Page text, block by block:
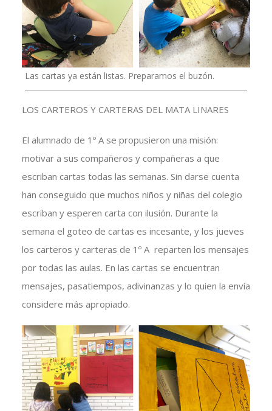
Las cartas ya están listas. Preparamos el buzón.
LOS CARTEROS Y CARTERAS DEL MATA LINARES
El alumnado de 1º A se propusieron una misión:
motivar a sus compañeros y compañeras a que
escriban cartas todas las semanas. Sin darse cuenta
han conseguido que muchos niños y niñas del colegio
escriban y esperen carta con ilusión. Durante la
semana el goteo de cartas es incesante, y los jueves
los carteros y carteras de 1º A reparten los mensajes
por todas las aulas. En las cartas se encuentran
mensajes, pasatiempos, adivinanzas y lo quien la envía
considere más apropiado.